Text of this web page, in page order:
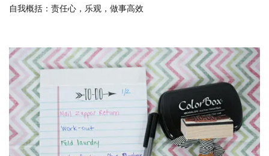
自我概括：责任心，乐观，做事高效